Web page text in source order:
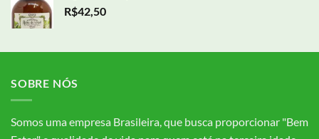
R$42,50
SOBRE NÓS
Somos uma empresa Brasileira, que busca proporcionar "Bem